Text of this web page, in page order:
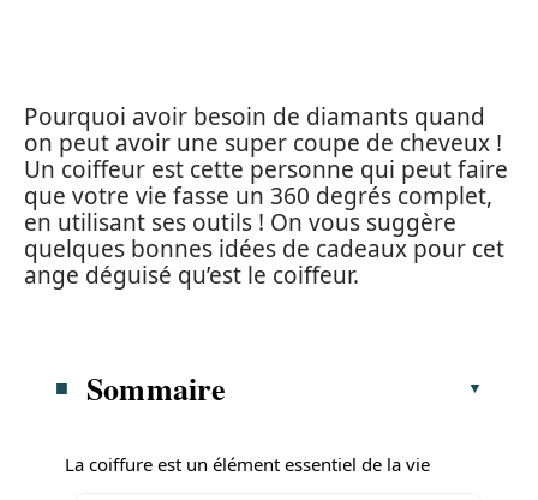
Pourquoi avoir besoin de diamants quand
on peut avoir une super coupe de cheveux !
Un coiffeur est cette personne qui peut faire
que votre vie fasse un 360 degrés complet,
en utilisant ses outils ! On vous suggère
quelques bonnes idées de cadeaux pour cet
ange déguisé qu’est le coiffeur.
Sommaire
La coiffure est un élément essentiel de la vie